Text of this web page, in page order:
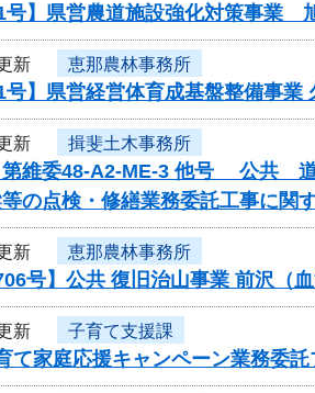
号】県営農道施設強化対策事
新 恵那農林事務所
号】県営経営体育成基盤整備事
新 揖斐土木事務所
第維委48-A2-ME-3 他号 公共
の点検・修繕業務委託工事に関
新 恵那農林事務所
号】公共 復旧治山事業 前沢（
新 子育て支援課
て家庭応援キャンペーン業務委託